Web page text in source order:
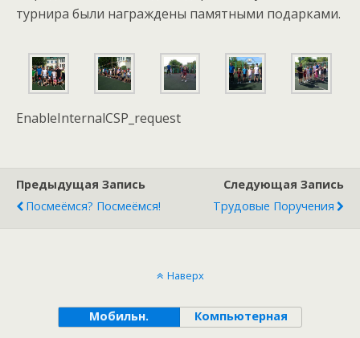
турнира были награждены памятными подарками.
EnableInternalCSP_request
Предыдущая Запись
Посмеёмся? Посмеёмся!
Следующая Запись
Трудовые Поручения
Наверх
Мобильн. Компьютерная